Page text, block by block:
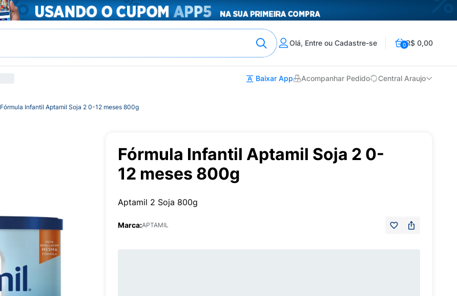
Olá, Entre ou Cadastre-se 0R$ 0,00
Baixar App Acompanhar Pedido Central Araujo
Fórmula Infantil Aptamil Soja 2 0-12 meses 800g
Fórmula Infantil Aptamil Soja 2 0-
12 meses 800g
Aptamil 2 Soja 800g
Marca:APTAMIL